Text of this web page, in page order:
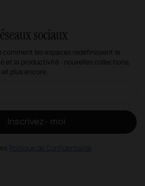
sociaux
comment les espaces redéfinissent le
et la productivité : nouvelles collections,
plus encore.
Inscrivez- moi
Politique de Confidentialité